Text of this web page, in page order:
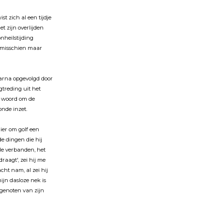
zich al een tijdje
zijn overlijden
maar
opgevolgd door
uit het
om de
inzet.
om golf een
dingen die hij
verbanden, het
zei hij me
nam, al zei hij
dasloze nek is
van zijn